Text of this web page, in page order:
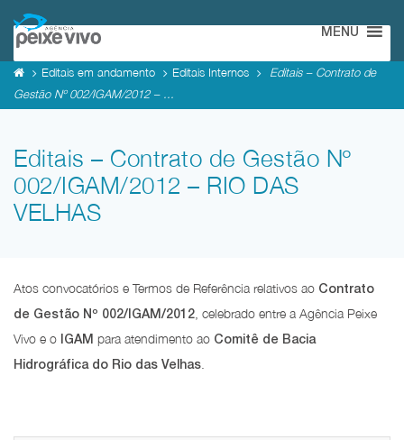
MENU
Editais em andamento Editais Internos
Editais – Contrato de
Gestão Nº 002/IGAM/2012 – ...
Editais – Contrato de Gestão Nº
002/IGAM/2012 – RIO DAS
VELHAS
Atos convocatórios e Termos de Referência relativos ao Contrato
de Gestão Nº 002/IGAM/2012 , celebrado entre a Agência Peixe
Vivo e o IGAM para atendimento ao Comitê de Bacia
Hidrográfica do Rio das Velhas